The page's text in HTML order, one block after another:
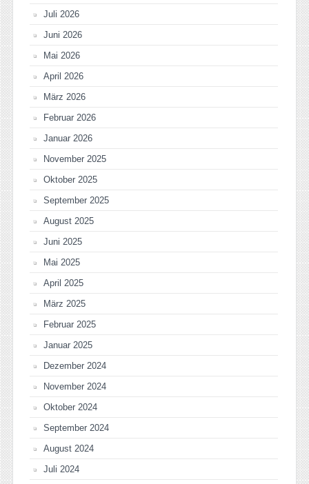
Juli 2026
Juni 2026
Mai 2026
April 2026
März 2026
Februar 2026
Januar 2026
November 2025
Oktober 2025
September 2025
August 2025
Juni 2025
Mai 2025
April 2025
März 2025
Februar 2025
Januar 2025
Dezember 2024
November 2024
Oktober 2024
September 2024
August 2024
Juli 2024